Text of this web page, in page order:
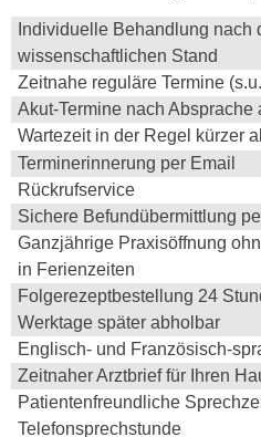
Individuelle Behandlung nach
wissenschaftlichen Stand
Zeitnahe reguläre Termine
Akut-Termine nach Absprache
Wartezeit in der Regel kürzer
Terminerinnerung per Email
Rückrufservice
Sichere Befundübermittlung
Ganzjährige Praxisöffnung
in Ferienzeiten
Folgerezeptbestellung 24
Werktage später abholbar
Englisch- und Französisch-
Zeitnaher Arztbrief für Ihren
Patientenfreundliche
Telefonsprechstunde